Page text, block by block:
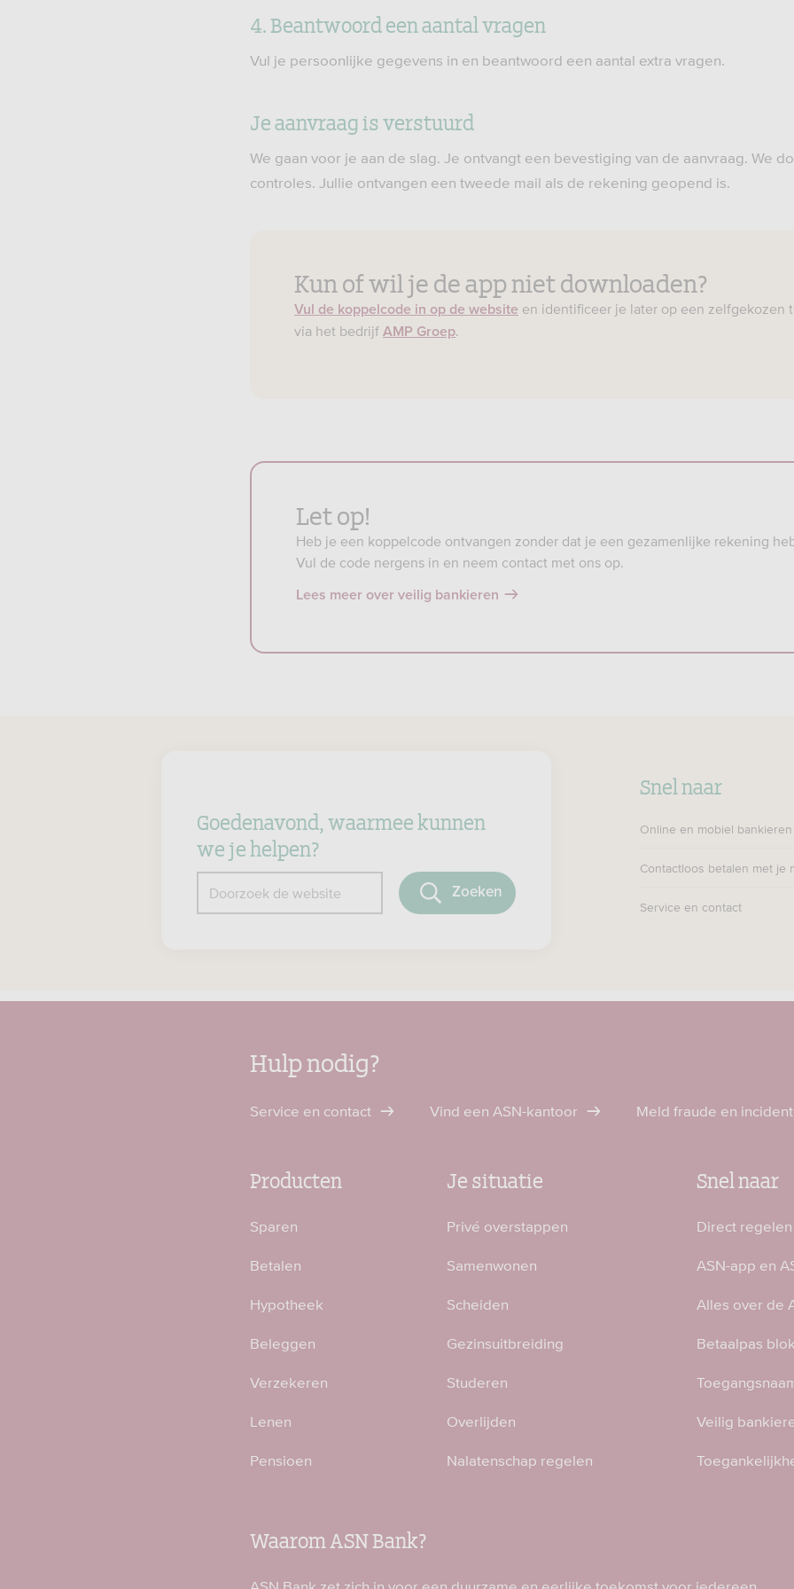
4. Beantwoord een aantal vragen
Vul je persoonlijke gegevens in en beantwoord een aantal extra vragen.
Je aanvraag is verstuurd
We gaan voor je aan de slag. Je ontvangt een bevestiging van de aanvraag. We
controles. Jullie ontvangen een tweede mail als de rekening geopend is.
Kun of wil je de app niet downloaden?
Vul de koppelcode in op de website en identificeer je later op een zelfgekozen
via het bedrijf AMP Groep.
Let op!
Heb je een koppelcode ontvangen zonder dat je een gezamenlijke rekening
Vul de code nergens in en neem contact met ons op.
Lees meer over veilig bankieren
Goedenavond, waarmee kunnen
we je helpen?
Doorzoek de website
Zoeken
Snel naar
Online en mobiel bankieren
Contactloos betalen met je
Service en contact
Hulp nodig?
Service en contact Vind een ASN-kantoor Meld fraude en
Producten
Sparen
Betalen
Hypotheek
Beleggen
Verzekeren
Lenen
Pensioen
Je situatie
Privé overstappen
Samenwonen
Scheiden
Gezinsuitbreiding
Studeren
Overlijden
Nalatenschap regelen
Snel naar
Direct regelen
ASN-app en
Alles over de
Betaalpas
Veilig
Waarom ASN Bank?